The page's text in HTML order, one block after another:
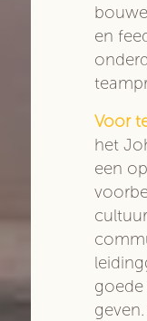
en
Voor
het
een